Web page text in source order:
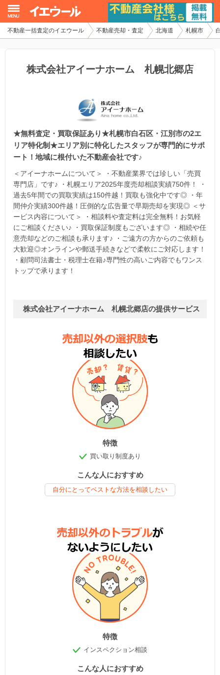
不動産一括査定のイエウール 不動産売却・査定 北海道 札幌市
株式会社アイーナホーム 札幌北郷店
★無料査定・買取保証あり★札幌市白石区・江別市の2エ
リア特化制★エリア別に特化したスタッフが専門的にサポ
ート！地域に根付いた不動産会社です♪
＜アイーナホームについて＞ ・不動産業界では珍しい「売買
専門店」です♪ ・札幌エリア2025年度売却相談実績750件！ ・
過去5年間での買取実績は150件越！買取も強化中です◎ ・年
間仲介実績300件越！圧倒的な広告量で早期売却を実現◎ ＜サ
ービス内容について＞ ・相談料や査定料は完全無料！お気軽
にご相談ください♪ ・買取保証制度もございます◎ ・相続や任
意売却などのご相談も承ります♪ ・ご遠方の方からのご依頼も
大歓迎◎オンラインや郵送手続きなどで柔軟にご対応します！
・顧問司法書士・税理士在籍♪専門性の高いご内容でもワンス
トップで承ります！
株式会社アイーナホーム 札幌北郷店の提供サービス
特徴
買い取り制度あり
こんな人におすすめ
自分にとってベストな方法を相談したい
特徴
インスペクション相談
こんな人におすすめ
イエウール加盟希望の不動産会社様
不動産の売却・一括査定
家査定シミュレーター
お問い合わせ